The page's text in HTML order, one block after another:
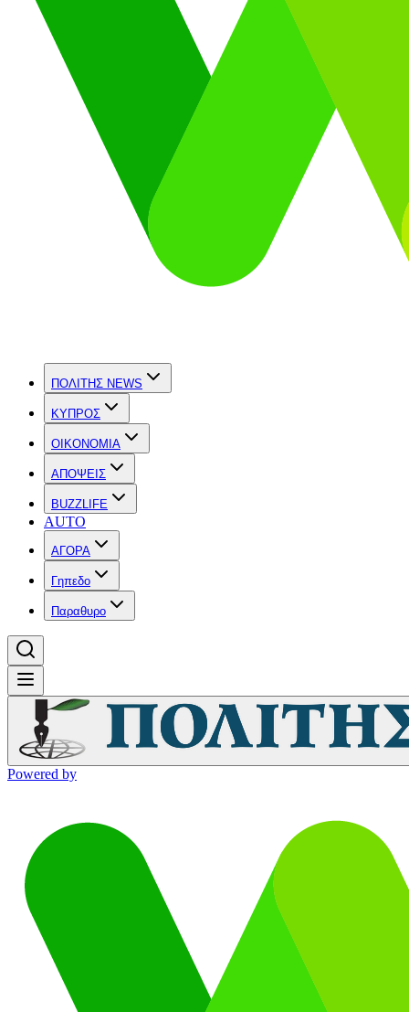
ΠΟΛΙΤΗΣ NEWS
ΚΥΠΡΟΣ
OIKONOMIA
ΑΠΟΨΕΙΣ
BUZZLIFE
AUTO
ΑΓΟΡΑ
Γηπεδο
Παραθυρο
Powered by